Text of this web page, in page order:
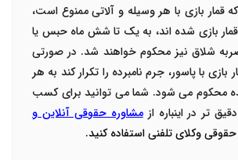
قمار بازی با هر وسیله و آلاتی ممنوع است،
بازی شده اند، به یک تا شش ماه حبس یا
شلاق نیز محکوم خواهند شد. در صورتی
با پاسور، جرم نامبرده را تکرار کند به هر
محکوم می شود. شما می توانید برای کسب
تر در اینباره ازمشاوره حقوقی آنلاین و
وکلای تلفنی استفاده کنید.